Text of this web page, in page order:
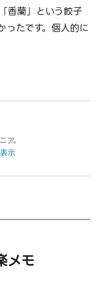
香蘭」という餃子
ったです。個人的に
。
示
メモ